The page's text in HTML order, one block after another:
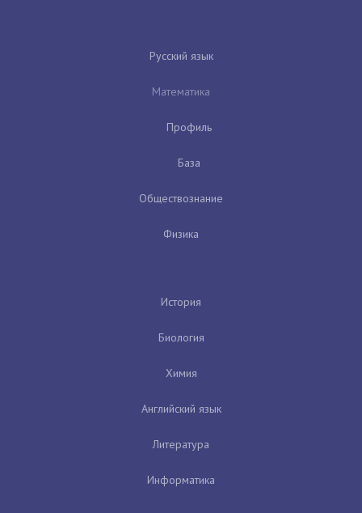
Русский язык
Математика
Профиль
База
Обществознание
Физика
История
Биология
Химия
Английский язык
Литература
Информатика